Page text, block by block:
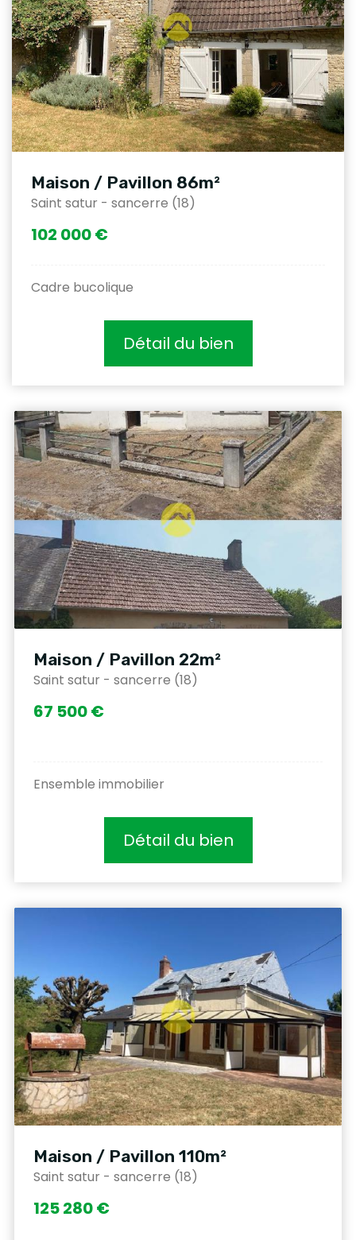
Maison / Pavillon 86m²
Saint satur - sancerre (18)
102 000 €
Cadre bucolique
Détail du bien
Maison / Pavillon 22m²
Saint satur - sancerre (18)
67 500 €
Ensemble immobilier
Détail du bien
Maison / Pavillon 110m²
Saint satur - sancerre (18)
125 280 €